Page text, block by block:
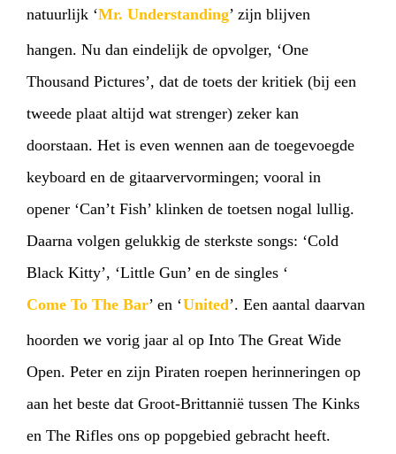
HOMEAGENDA ARTDIVISION
PHOTOSNEWSINFOWEBSHOP
natuurlijk ‘Mr. Understanding’ zijn blijven
hangen. Nu dan eindelijk de opvolger, ‘One
Thousand Pictures’, dat de toets der kritiek (bij een
tweede plaat altijd wat strenger) zeker kan
doorstaan. Het is even wennen aan de toegevoegde
keyboard en de gitaarvervormingen; vooral in
opener ‘Can’t Fish’ klinken de toetsen nogal lullig.
Daarna volgen gelukkig de sterkste songs: ‘Cold
Black Kitty’, ‘Little Gun’ en de singles ‘
Come To The Bar’ en ‘United’. Een aantal daarvan
hoorden we vorig jaar al op Into The Great Wide
Open. Peter en zijn Piraten roepen herinneringen op
aan het beste dat Groot-Brittannië tussen The Kinks
en The Rifles ons op popgebied gebracht heeft.